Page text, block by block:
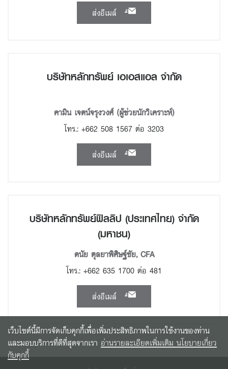
ส่งอีเมล์
บริษัทหลักทรัพย์ เอเอสแอล จำกัด
คามิน เจตน์จรุงวงศ์ (ผู้ช่วยนักวิเคราะห์)
โทร.: +662 508 1567 ต่อ 3203
ส่งอีเมล์
บริษัทหลักทรัพย์ฟิลลิป (ประเทศไทย) จำกัด
(มหาชน)
ดนัย ตุลยาพิศิษฐ์ชัย, CFA
โทร.: +662 635 1700 ต่อ 481
ส่งอีเมล์
เว็บไซต์นี้มีการจัดเก็บคุกกี้เพื่อเพิ่มประสิทธิภาพในการใช้งานของท่าน
และมอบบริการที่ดีที่สุดจากเรา อ่านรายละเอียดเพิ่มเติม นโยบายเกี่ยว
กับคุกกี้